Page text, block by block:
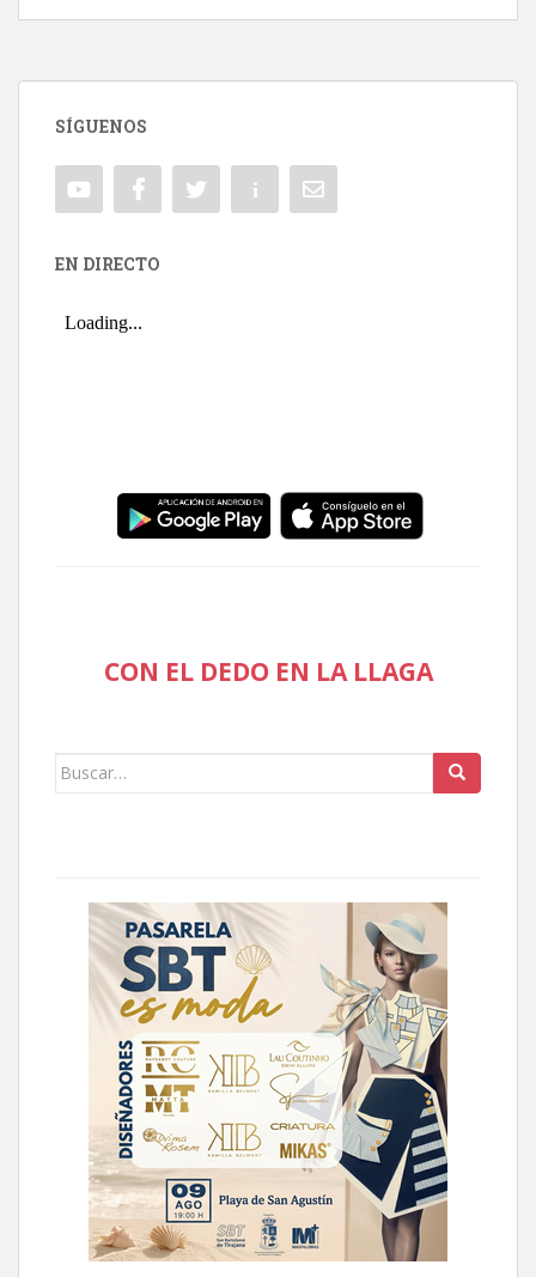
SÍGUENOS
EN DIRECTO
CON EL DEDO EN LA LLAGA
Buscar: